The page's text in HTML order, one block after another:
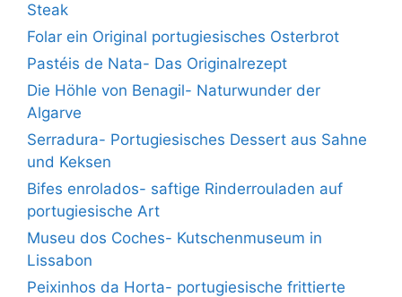
Steak
Folar ein Original portugiesisches Osterbrot
Pastéis de Nata- Das Originalrezept
Die Höhle von Benagil- Naturwunder der
Algarve
Serradura- Portugiesisches Dessert aus Sahne
und Keksen
Bifes enrolados- saftige Rinderrouladen auf
portugiesische Art
Museu dos Coches- Kutschenmuseum in
Lissabon
Peixinhos da Horta- portugiesische frittierte